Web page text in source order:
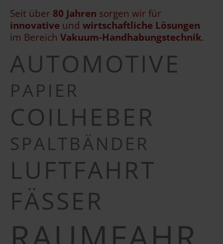
Seit über 80 Jahren sorgen wir für
innovative und wirtschaftliche Lösungen
im Bereich Vakuum-Handhabungstechnik.
AUTOMOTIVE
PAPIER
COILHEBER
SPALTBÄNDER
LUFTFAHRT
FÄSSER